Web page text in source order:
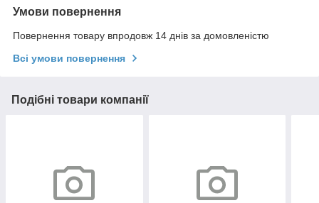
Умови повернення
Повернення товару впродовж 14 днів за домовленістю
Всі умови повернення
Подібні товари компанії